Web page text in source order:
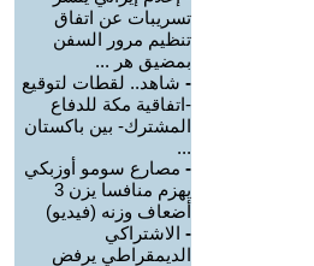
تسريبات عن اتفاق
تنظيم مرور السفن
بمضيق هر ...
- شاهد.. لقطات لتوقيع
-اتفاقية مكة للدفاع
المشترك- بين باكستان
...
- مصارع سومو أوزبكي
يهزم منافسا يزن 3
أضعاف وزنه (فيديو)
- الاشتراكي
الديمقراطي يرفض